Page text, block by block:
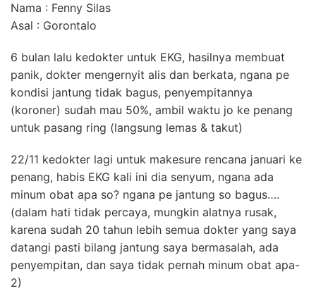
Nama : Fenny Silas
Asal : Gorontalo
6 bulan lalu kedokter untuk EKG, hasilnya membuat
panik, dokter mengernyit alis dan berkata, ngana pe
kondisi jantung tidak bagus, penyempitannya
(koroner) sudah mau 50%, ambil waktu jo ke penang
untuk pasang ring (langsung lemas & takut)
22/11 kedokter lagi untuk makesure rencana januari ke
penang, habis EKG kali ini dia senyum, ngana ada
minum obat apa so? ngana pe jantung so bagus….
(dalam hati tidak percaya, mungkin alatnya rusak,
karena sudah 20 tahun lebih semua dokter yang saya
datangi pasti bilang jantung saya bermasalah, ada
penyempitan, dan saya tidak pernah minum obat apa-
2)